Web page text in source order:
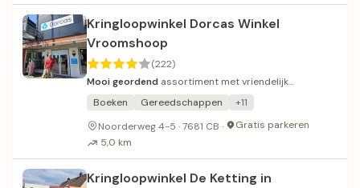
Kringloopwinkel Dorcas Winkel
Vroomshoop
(222)
Mooi geordend assortiment met vriendelijk
personeel en schone winkel.
Boeken Gereedschappen
+11
Noorderweg 4-5 · 7681 CB ·
Gratis parkeren
5,0 km
Kringloopwinkel De Ketting in